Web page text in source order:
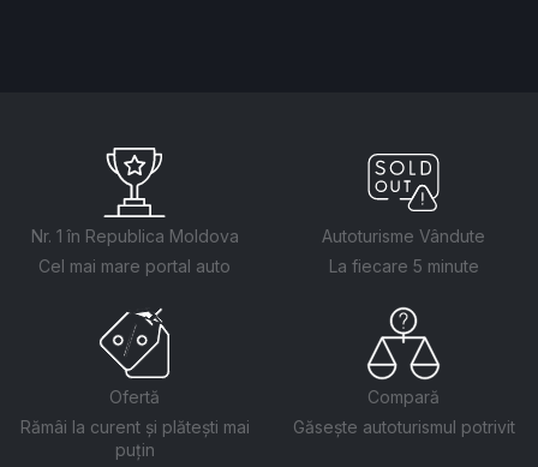
Nr. 1 în Republica Moldova
Cel mai mare portal auto
Autoturisme Vândute
La fiecare 5 minute
Ofertă
Rămâi la curent și plătești mai
puțin
Compară
Găsește autoturismul potrivit